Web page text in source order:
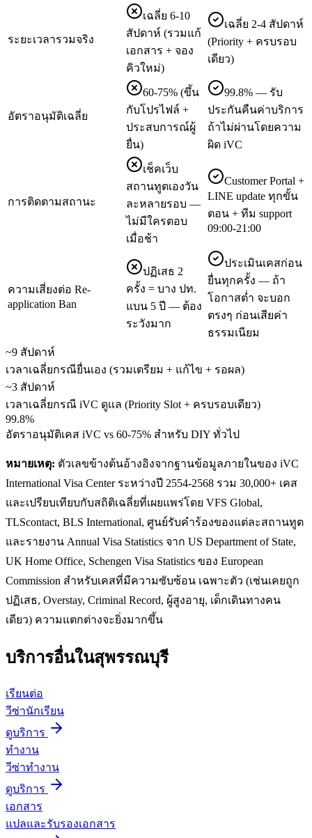
ระยะเวลารวมจริง
เฉลี่ย 6-10
สัปดาห์ (รวมแก้
เอกสาร + จอง
คิวใหม่)
เฉลี่ย 2-4 สัปดาห์
(Priority + ครบรอบ
เดียว)
อัตราอนุมัติเฉลี่ย
60-75% (ขึ้น
กับโปรไฟล์ +
ประสบการณ์ผู้
ยื่น)
99.8% — รับ
ประกันคืนค่าบริการ
ถ้าไม่ผ่านโดยความ
ผิด iVC
การติดตามสถานะ
เช็คเว็บ
สถานทูตเองวัน
ละหลายรอบ —
ไม่มีใครตอบ
เมื่อช้า
Customer Portal +
LINE update ทุกขั้น
ตอน + ทีม support
09:00-21:00
ความเสี่ยงต่อ Re-
application Ban
ปฏิเสธ 2
ครั้ง = บาง ปท.
แบน 5 ปี — ต้อง
ระวังมาก
ประเมินเคสก่อน
ยื่นทุกครั้ง — ถ้า
โอกาสต่ำ จะบอก
ตรงๆ ก่อนเสียค่า
ธรรมเนียม
~9 สัปดาห์
เวลาเฉลี่ยกรณียื่นเอง (รวมเตรียม + แก้ไข + รอผล)
~3 สัปดาห์
เวลาเฉลี่ยกรณี iVC ดูแล (Priority Slot + ครบรอบเดียว)
99.8%
อัตราอนุมัติเคส iVC vs 60-75% สำหรับ DIY ทั่วไป
หมายเหตุ: ตัวเลขข้างต้นอ้างอิงจากฐานข้อมูลภายในของ iVC
International Visa Center ระหว่างปี 2554-2568 รวม 30,000+ เคส
และเปรียบเทียบกับสถิติเฉลี่ยที่เผยแพร่โดย VFS Global,
TLScontact, BLS International, ศูนย์รับคำร้องของแต่ละสถานทูต
และรายงาน Annual Visa Statistics จาก US Department of State,
UK Home Office, Schengen Visa Statistics ของ European
Commission สำหรับเคสที่มีความซับซ้อน เฉพาะตัว (เช่นเคยถูก
ปฏิเสธ, Overstay, Criminal Record, ผู้สูงอายุ, เด็กเดินทางคน
เดียว) ความแตกต่างจะยิ่งมากขึ้น
บริการอื่นในสุพรรณบุรี
เรียนต่อ
วีซ่านักเรียน
ดูบริการ
ทำงาน
วีซ่าทำงาน
ดูบริการ
เอกสาร
แปลและรับรองเอกสาร